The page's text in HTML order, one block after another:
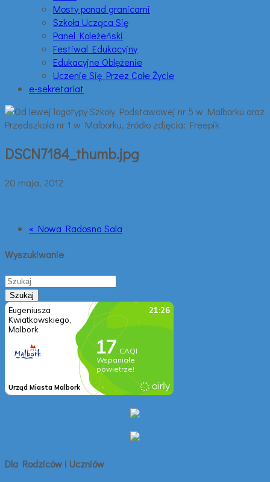
Mosty ponad granicami
Szkoła Ucząca Się
Panel Koleżeński
Festiwal Edukacyjny
Edukacyjne Oblężenie
Uczenie Się Przez Całe Życie
e-sekretariat
DSCN7184_thumb.jpg
20 maja, 2012
« Nowa Radosna Sala
Wyszukiwanie
Dla Rodziców i Uczniów